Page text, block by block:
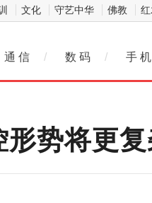
文化 守艺中华 佛教
通 信 / 数 码 / 手 机
势将更